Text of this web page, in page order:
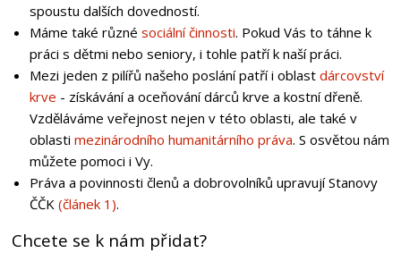
spoustu dalších dovedností.
Máme také různé sociální činnosti. Pokud Vás to táhne k
práci s dětmi nebo seniory, i tohle patří k naší práci.
Mezi jeden z pilířů našeho poslání patří i oblast dárcovství
krve - získávání a oceňování dárců krve a kostní dřeně.
Vzděláváme veřejnost nejen v této oblasti, ale také v
oblasti mezinárodního humanitárního práva. S osvětou nám
můžete pomoci i Vy.
Práva a povinnosti členů a dobrovolníků upravují Stanovy
ČČK (článek 1).
Chcete se k nám přidat?